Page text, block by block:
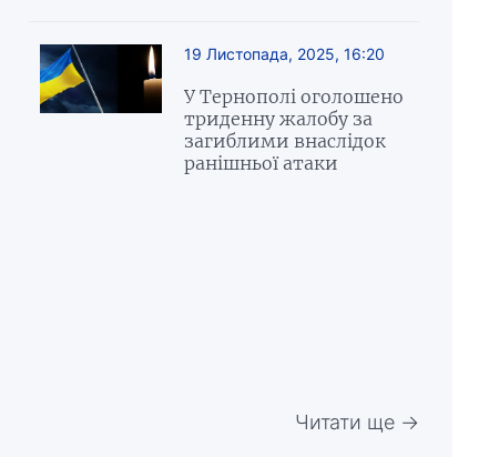
19 Листопада, 2025, 16:20
У Тернополі оголошено
триденну жалобу за
загиблими внаслідок
ранішньої атаки
Читати ще →